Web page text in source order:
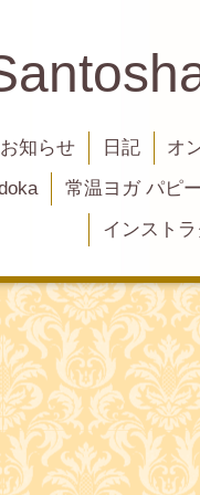
お知らせ 日記 オ
常温ヨガ パピ
インスト